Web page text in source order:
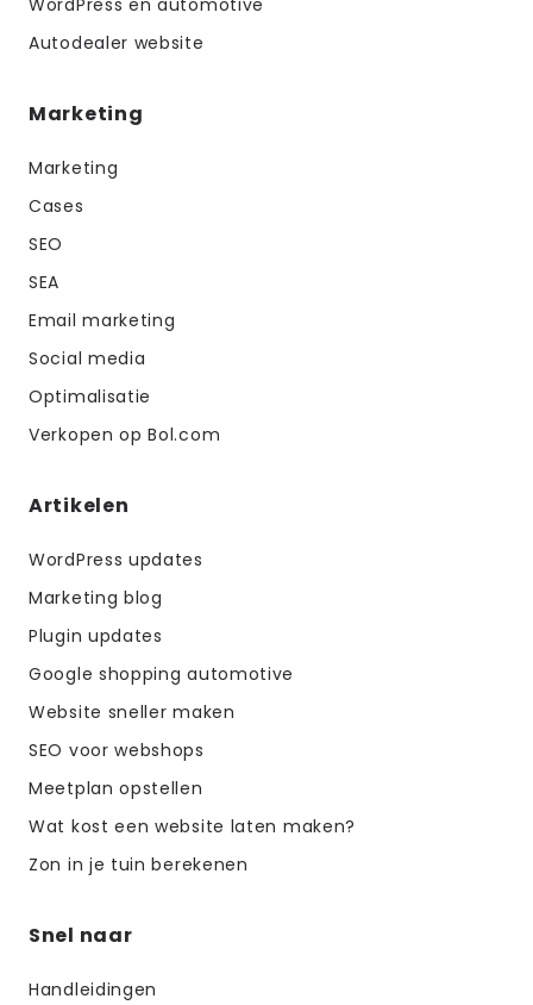
WordPress en automotive
Autodealer website
Marketing
Marketing
Cases
SEO
SEA
Email marketing
Social media
Optimalisatie
Verkopen op Bol.com
Artikelen
WordPress updates
Marketing blog
Plugin updates
Google shopping automotive
Website sneller maken
SEO voor webshops
Meetplan opstellen
Wat kost een website laten maken?
Zon in je tuin berekenen
Snel naar
Handleidingen